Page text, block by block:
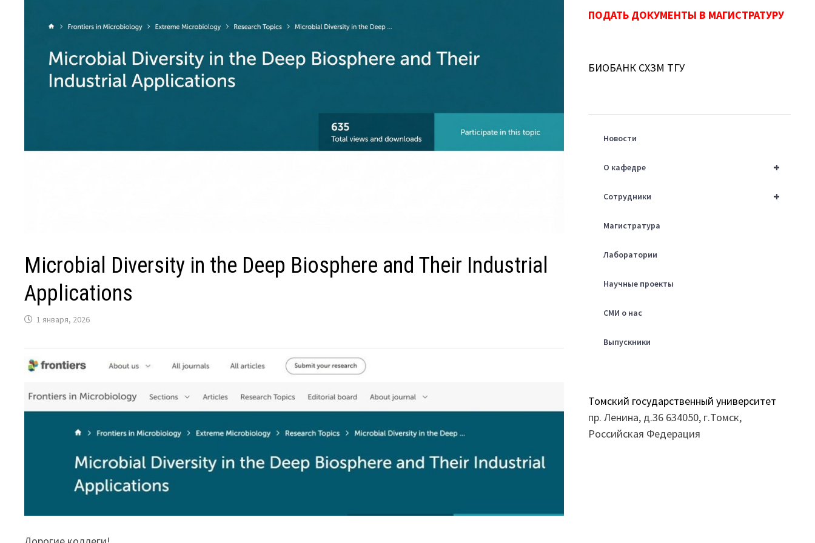
Microbial Diversity in the Deep Biosphere and Their Industrial
Applications
1 января, 2026
ПОДАТЬ ДОКУМЕНТЫ В МАГИСТРАТУРУ
БИОБАНК СХЗМ ТГУ
Новости
+
О кафедре
+
Сотрудники
Магистратура
Лаборатории
Научные проекты
СМИ о нас
Выпускники
Томский государственный университет
пр. Ленина, д.36 634050, г.Томск,
Российская Федерация